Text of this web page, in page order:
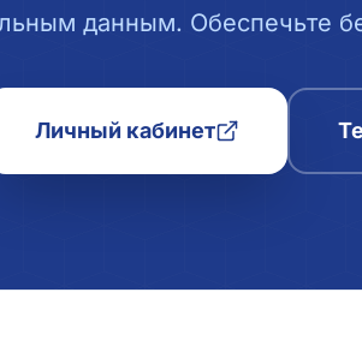
данным. Обеспечьте
Личный кабинет